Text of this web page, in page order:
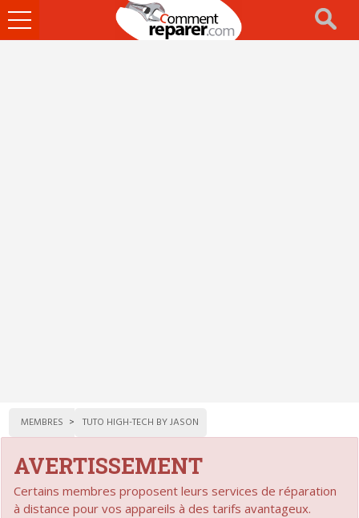
Ouvrir
le
MEMBRES TUTO HIGH-TECH BY JASON
AVERTISSEMENT
Certains membres proposent leurs services de réparation
à distance pour vos appareils à des tarifs avantageux.